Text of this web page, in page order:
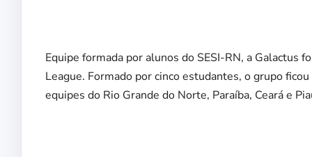
Equipe formada por alunos do SESI-RN, a Galactus
League. Formado por cinco estudantes, o grupo
equipes do Rio Grande do Norte, Paraíba, Ceará e